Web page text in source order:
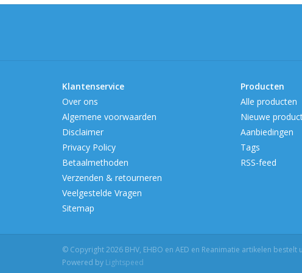
Klantenservice
Over ons
Algemene voorwaarden
Disclaimer
Privacy Policy
Betaalmethoden
Verzenden & retourneren
Veelgestelde Vragen
Sitemap
Producten
Alle producten
Nieuwe
Aanbiedingen
Tags
RSS-feed
© Copyright 2026 BHV, EHBO en AED en Reanimatie artikelen
Powered by Lightspeed